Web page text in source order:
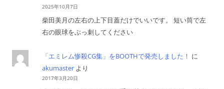
2025年10月7日
柴田美月の左右の上下目蓋だけでいいです。 短い筒で左
右の眼球をぶっ刺してください
「エミレム惨殺CG集」をBOOTHで発売しました！ に
akumaster より
2017年3月20日